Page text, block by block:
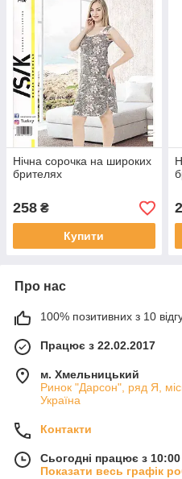
Нічна сорочка на широких
брителях
258 ₴
Купити
Про нас
100% позитивних з 10
Працює з 22.02.2017
м. Хмельницький
Ринок "Дарсон", ряд Я,
Україна
Контакти
Сьогодні працює з
Показати весь графік